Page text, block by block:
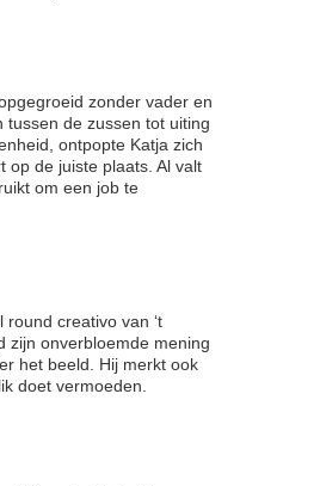
zonder vader en
de zussen tot uiting
ontpopte Katja zich
op de juiste plaats. Al valt
om een job te
creativo van ‘t
zijn onverbloemde mening
het beeld. Hij merkt ook
doet vermoeden.